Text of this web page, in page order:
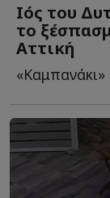
Ιός του
το
Αττική